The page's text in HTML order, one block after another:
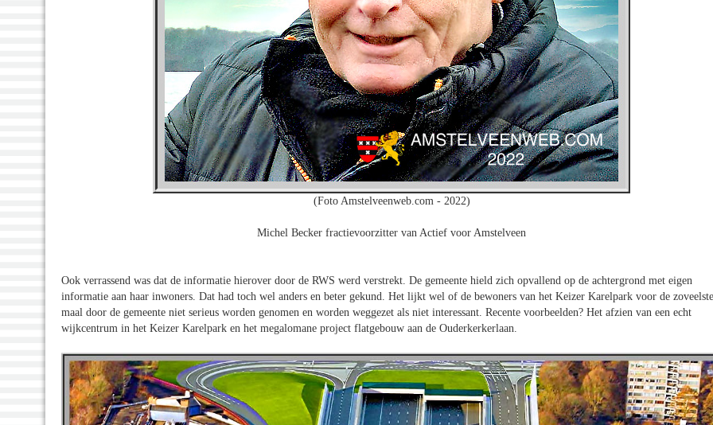
(Foto Amstelveenweb.com - 2022)
Michel Becker fractievoorzitter van Actief voor Amstelveen
Ook verrassend was dat de informatie hierover door de RWS werd verstrekt. De gemeente hield zich opvallend op de achtergrond met eigen
informatie aan haar inwoners. Dat had toch wel anders en beter gekund. Het lijkt wel of de bewoners van het Keizer Karelpark voor de zoveelste
maal door de gemeente niet serieus worden genomen en worden weggezet als niet interessant. Recente voorbeelden? Het afzien van een echt
wijkcentrum in het Keizer Karelpark en het megalomane project flatgebouw aan de Ouderkerkerlaan.